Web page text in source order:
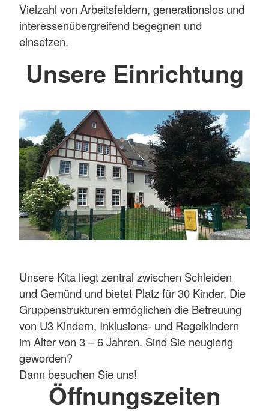
Vielzahl von Arbeitsfeldern, generationslos und
interessenübergreifend begegnen und
einsetzen.
Unsere Einrichtung
Unsere Kita liegt zentral zwischen Schleiden
und Gemünd und bietet Platz für 30 Kinder. Die
Gruppenstrukturen ermöglichen die Betreuung
von U3 Kindern, Inklusions- und Regelkindern
im Alter von 3 – 6 Jahren. Sind Sie neugierig
geworden?
Dann besuchen Sie uns!
Öffnungszeiten